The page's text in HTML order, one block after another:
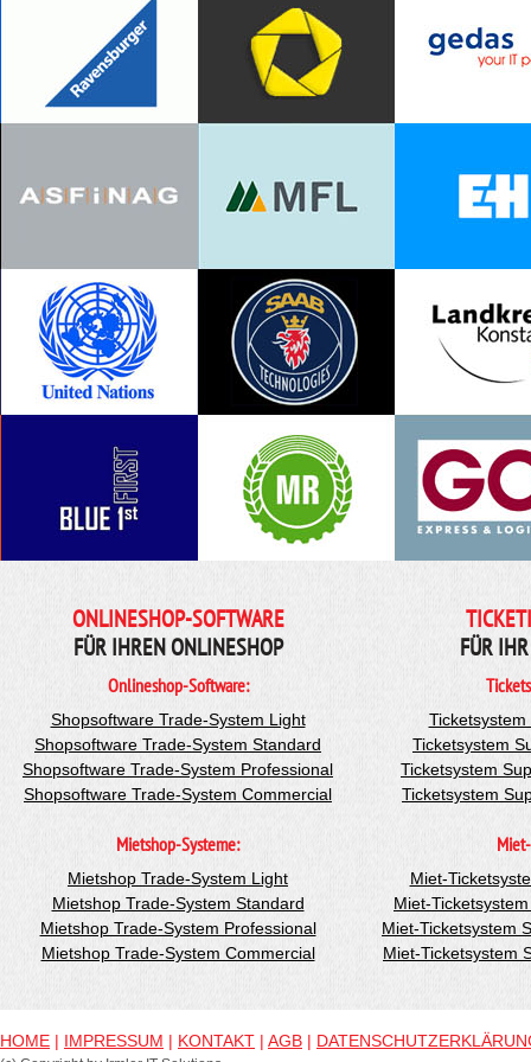
ONLINESHOP-SOFTWARE
FÜR IHREN ONLINESHOP
Onlineshop-Software:
Shopsoftware Trade-System Light
Shopsoftware Trade-System Standard
Shopsoftware Trade-System Professional
Shopsoftware Trade-System Commercial
Mietshop-Systeme:
Mietshop Trade-System Light
Mietshop Trade-System Standard
Mietshop Trade-System Professional
Mietshop Trade-System Commercial
FÜR
Ticketsystem
Ticketsystem
Ticketsystem
Miet-
Miet-
Miet-Ticketsystem
Miet-Ticketsystem
HOME | IMPRESSUM | KONTAKT | AGB |